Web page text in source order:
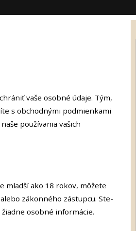
vaše osobné údaje. Tým,
s obchodnými podmienkami
používania vašich
mladší ako 18 rokov, môžete
zákonného zástupcu. Ste-
osobné informácie.